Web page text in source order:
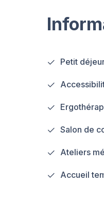
Petit
Salon de
Ateliers
Accueil